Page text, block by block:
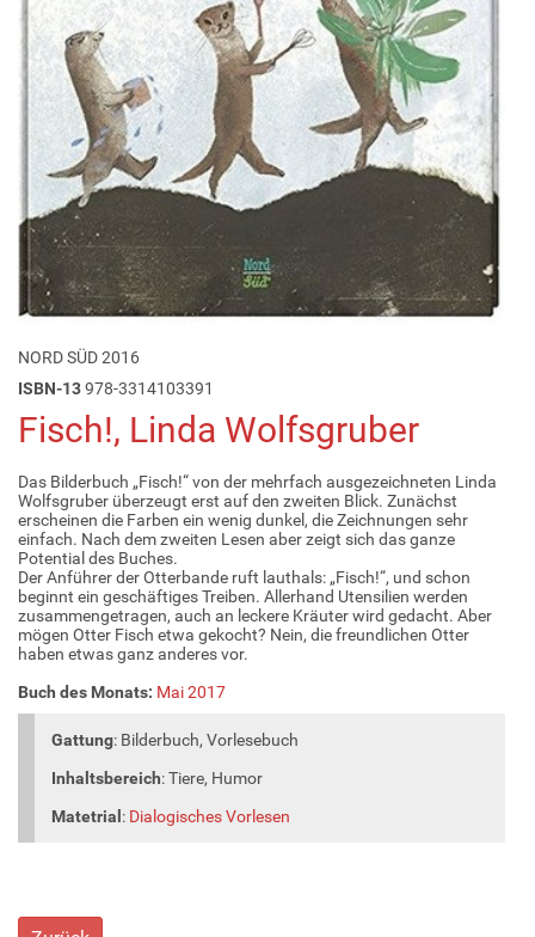
NORD SÜD 2016
ISBN-13978-3314103391
Fisch!, Linda Wolfsgruber
Das Bilderbuch „Fisch!“ von der mehrfach ausgezeichneten Linda
Wolfsgruber überzeugt erst auf den zweiten Blick. Zunächst
erscheinen die Farben ein wenig dunkel, die Zeichnungen sehr
einfach. Nach dem zweiten Lesen aber zeigt sich das ganze
Potential des Buches.
Der Anführer der Otterbande ruft lauthals: „Fisch!“, und schon
beginnt ein geschäftiges Treiben. Allerhand Utensilien werden
zusammengetragen, auch an leckere Kräuter wird gedacht. Aber
mögen Otter Fisch etwa gekocht? Nein, die freundlichen Otter
haben etwas ganz anderes vor.
Buch des Monats: Mai 2017
Gattung: Bilderbuch, Vorlesebuch
Inhaltsbereich: Tiere, Humor
Matetrial : Dialogisches Vorlesen